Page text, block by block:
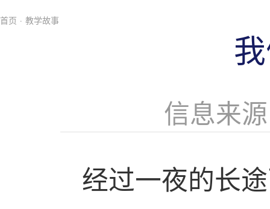
首页 · 教学故事
信息来
经过一夜的长